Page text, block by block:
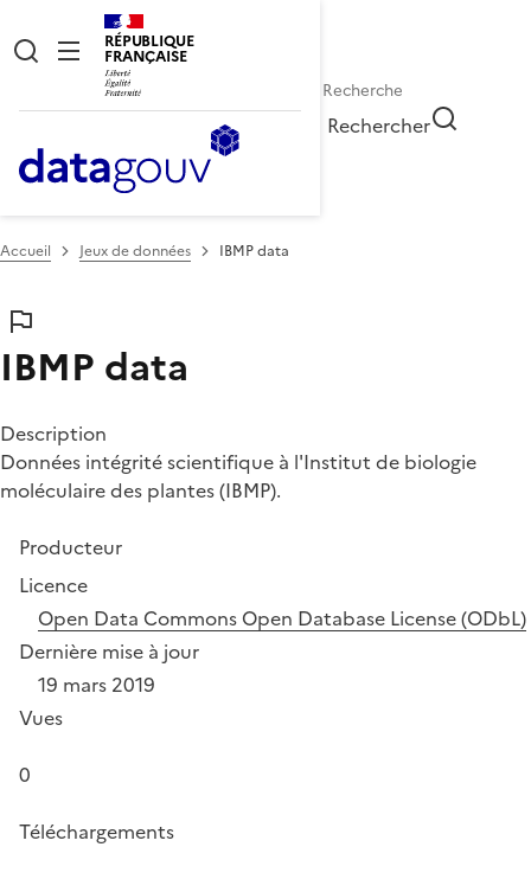
RÉPUBLIQUE
FRANÇAISE
Rechercher
Accueil Jeux de données IBMP data
IBMP data
Description
Données intégrité scientifique à l'Institut de biologie
moléculaire des plantes (IBMP).
Producteur
Licence
Open Data Commons Open Database License (ODbL)
Dernière mise à jour
19 mars 2019
Vues
0
Téléchargements